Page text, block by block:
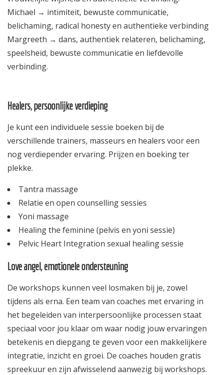
Michael → intimiteit, bewuste communicatie,
belichaming, radical honesty en authentieke verbinding
Margreeth → dans, authentiek relateren, belichaming,
speelsheid, bewuste communicatie en liefdevolle
verbinding.
Healers, persoonlijke verdieping
Je kunt een individuele sessie boeken bij de
verschillende trainers, masseurs en healers voor een
nog verdiepender ervaring. Prijzen en boeking ter
plekke.
Tantra massage
Relatie en open counselling sessies
Yoni massage
Healing the feminine (pelvis en yoni sessie)
Pelvic Heart Integration sexual healing sessie
Love angel, emotionele ondersteuning
De workshops kunnen veel losmaken bij je, zowel
tijdens als erna. Een team van coaches met ervaring in
het begeleiden van interpersoonlijke processen staat
speciaal voor jou klaar om waar nodig jouw ervaringen
betekenis en diepgang te geven voor een makkelijkere
integratie, inzicht en groei. De coaches houden gratis
spreekuur en zijn afwisselend aanwezig bij workshops.